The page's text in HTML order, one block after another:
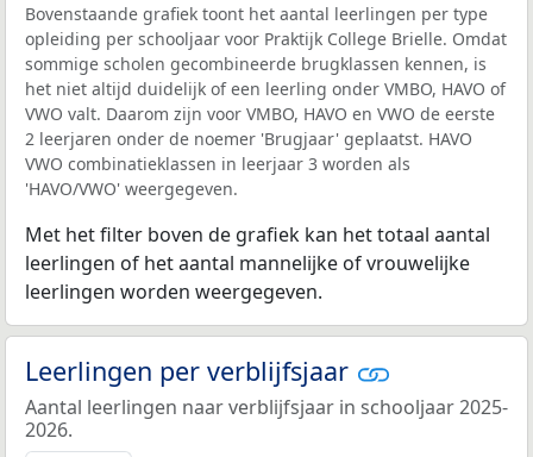
Bovenstaande grafiek toont het aantal leerlingen per type
opleiding per schooljaar voor Praktijk College Brielle. Omdat
sommige scholen gecombineerde brugklassen kennen, is
het niet altijd duidelijk of een leerling onder VMBO, HAVO of
VWO valt. Daarom zijn voor VMBO, HAVO en VWO de eerste
2 leerjaren onder de noemer 'Brugjaar' geplaatst. HAVO
VWO combinatieklassen in leerjaar 3 worden als
'HAVO/VWO' weergegeven.
Met het filter boven de grafiek kan het totaal aantal
leerlingen of het aantal mannelijke of vrouwelijke
leerlingen worden weergegeven.
Leerlingen per verblijfsjaar
Aantal leerlingen naar verblijfsjaar in schooljaar 2025-
2026.